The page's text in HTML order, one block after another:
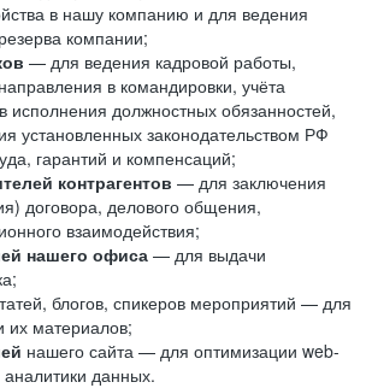
в нашу компанию и для ведения
компании;
— для ведения кадровой работы,
в командировки, учёта
исполнения должностных обязанностей,
установленных законодательством РФ
гарантий и компенсаций;
контрагентов — для заключения
договора, делового общения,
взаимодействия;
нашего офиса — для выдачи
блогов, спикеров мероприятий — для
их материалов;
нашего сайта — для оптимизации web-
аналитики данных.